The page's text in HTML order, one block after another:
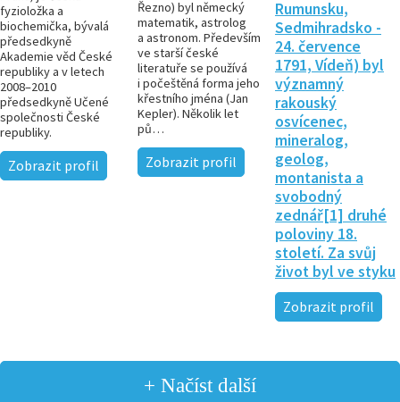
fyzioložka a
biochemička, bývalá
předsedkyně
Akademie věd České
republiky a v letech
2008–2010
předsedkyně Učené
společnosti České
republiky.
Zobrazit profil
Řezno) byl německý
matematik, astrolog
a astronom. Především
ve starší české
literatuře se používá
i počeštěná forma jeho
křestního jména (Jan
Kepler). Několik let
pů…
Zobrazit profil
Rumunsku,
Sedmihradsko -
24. července
1791, Vídeň) byl
významný
rakouský
osvícenec,
mineralog,
geolog,
montanista a
svobodný
zednář[1] druhé
poloviny 18.
století. Za svůj
život byl ve styku
Zobrazit profil
+ Načíst další